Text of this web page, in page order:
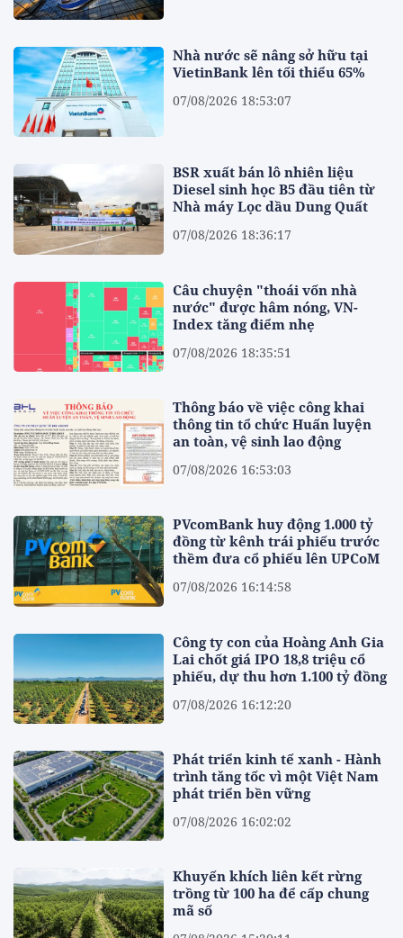
Nhà nước sẽ nâng sở hữu tại
VietinBank lên tối thiểu 65%
07/08/2026 18:53:07
BSR xuất bán lô nhiên liệu
Diesel sinh học B5 đầu tiên từ
Nhà máy Lọc dầu Dung Quất
07/08/2026 18:36:17
Câu chuyện "thoái vốn nhà
nước" được hâm nóng, VN-
Index tăng điểm nhẹ
07/08/2026 18:35:51
Thông báo về việc công khai
thông tin tổ chức Huấn luyện
an toàn, vệ sinh lao động
07/08/2026 16:53:03
PVcomBank huy động 1.000 tỷ
đồng từ kênh trái phiếu trước
thềm đưa cổ phiếu lên UPCoM
07/08/2026 16:14:58
Công ty con của Hoàng Anh Gia
Lai chốt giá IPO 18,8 triệu cổ
phiếu, dự thu hơn 1.100 tỷ đồng
07/08/2026 16:12:20
Phát triển kinh tế xanh - Hành
trình tăng tốc vì một Việt Nam
phát triển bền vững
07/08/2026 16:02:02
Khuyến khích liên kết rừng
trồng từ 100 ha để cấp chung
mã số